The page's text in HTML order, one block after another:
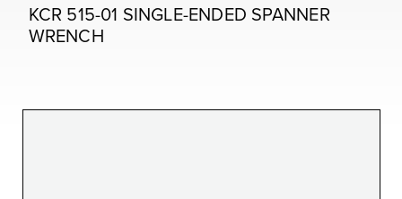
KCR 515-01 SINGLE-ENDED SPANNER
WRENCH